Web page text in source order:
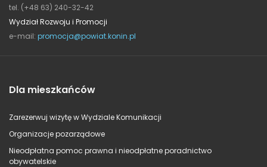
tel. (+48 63) 240-32-42
Wydział Rozwoju i Promocji
e-mail: promocja@powiat.konin.pl
Dla mieszkańców
Zarezerwuj wizytę w Wydziale Komunikacji
Organizacje pozarządowe
Nieodpłatna pomoc prawna i nieodpłatne poradnictwo
obywatelskie